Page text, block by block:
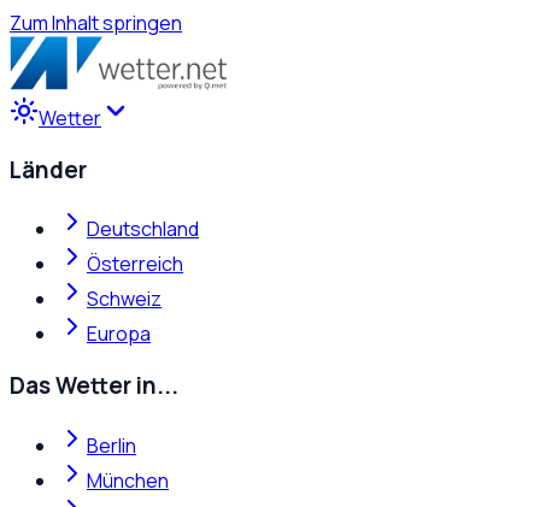
Zum Inhalt springen
Wetter
Länder
Deutschland
Österreich
Schweiz
Europa
Das Wetter in...
Berlin
München